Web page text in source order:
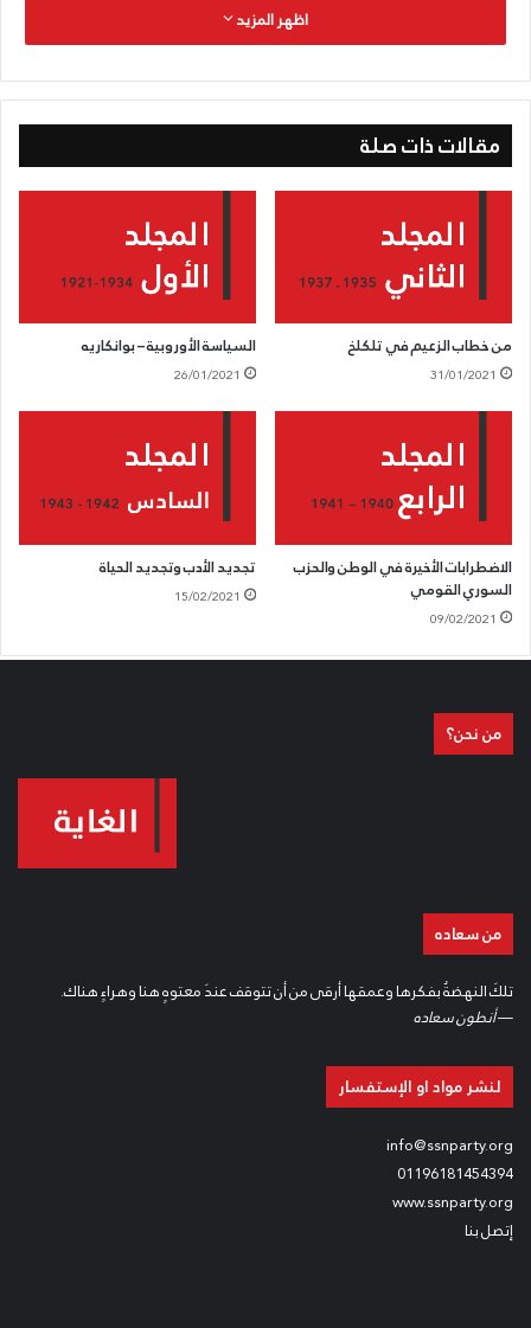
العضو المقطوع الصلات بينه وبين المراكز ـ هي أعمال شخصية لا علاقة
للحزب بها ولا يحمل مسؤوليتها سواه.
“مكتب عبر الحدود” الذي هو مؤسسة جديدة في الحزب في المهجر
ورئيس هذا المكتب هو (أنور عصام).
أنطون سعاده
الرائد، طرابلس
العدد 115، 6/2/1937
اظهر المزيد
مقالات ذات صلة
من خطاب الزعيم في تلكلخ
31/01/2021
السياسة الأوروبية – بوانكاريه
26/01/2021
الاضطرابات الأخيرة في الوطن والحزب
السوري القومي
09/02/2021
تجديد الأدب وتجديد الحياة
15/02/2021
من نحن؟
من سعاده
تلكَ النهضةُ بفكرها وعمقها أرقى من أن تتوقف عندَ معتوهٍ هنا وهراءٍ هناك.
—أنطون سعاده
لنشر مواد او الإستفسار
info@ssnparty.org
01196181454394
www.ssnparty.org
إتصل بنا